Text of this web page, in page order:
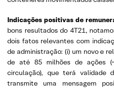
Indicações positivas de
bons resultados do 4T21,
dois fatos relevantes com
de administração: (i) um novo e
de até 85 milhões de ações
circulação), que terá validade
transmite uma mensagem